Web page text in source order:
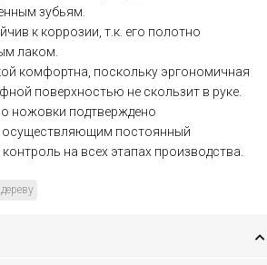
зубьям.
к коррозии, т.к. его полотно
лаком.
комфортна, поскольку эргономичная
поверхностью не скользит в руке.
ножовки подтверждено
осуществляющим постоянный
на всех этапах производства.